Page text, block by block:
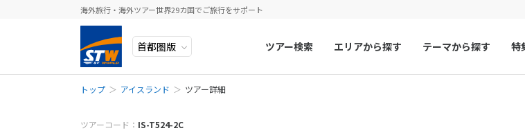
海外旅行・海外ツアー世界29カ国でご旅行をサポート
ツアー検索 エリアから探す
ヨーロッパ
中近東・トルコ
テーマから探す
人気のテーマ
お得な旅
特
トップ アイスランド ツアー詳細
ツアーコード： IS-T524-2C